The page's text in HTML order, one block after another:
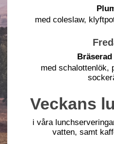
med coleslaw,
med schalottenlök,
Veckans
i våra
vatten, samt